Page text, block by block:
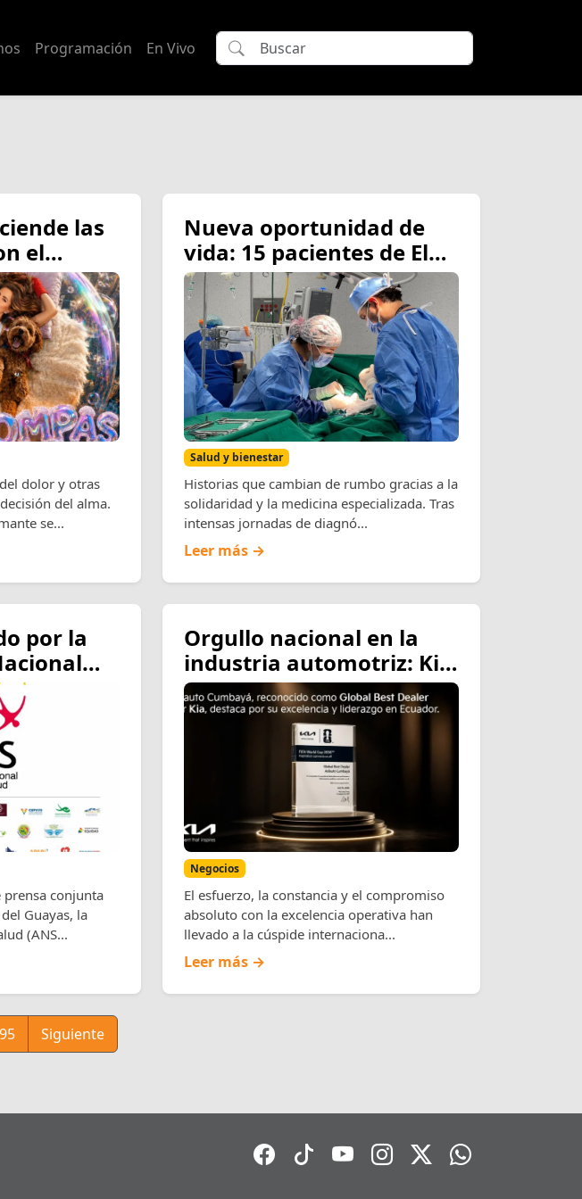
Programación En Vivo
las
el
de
dolor y otras
del alma.
se...
Nueva oportunidad de
vida: 15 pacientes de El
Coca viajan a Quito para
recibir cirugías gratuitas
tras exitosas brigadas
médicas
Salud y bienestar
Historias que cambian de rumbo gracias a la
solidaridad y la medicina especializada. Tras
intensas jornadas de diagnó...
Leer más →
por la
al
la
prensa conjunta
Guayas, la
(ANS...
Orgullo nacional en la
industria automotriz: Kia
Corporation otorga a
Asiauto el prestigioso
galardón «Global Best
Negocios
El esfuerzo, la constancia y el compromiso
absoluto con la excelencia operativa han
llevado a la cúspide internaciona...
Leer más →
95 Siguiente